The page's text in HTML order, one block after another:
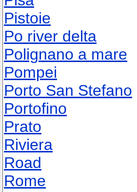
Pistoie
Po river delta
Polignano a mare
Pompei
Porto San Stefano
Portofino
Prato
Riviera
Road
Rome